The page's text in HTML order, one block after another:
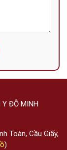
ĐỖ MINH
Toàn, Cầu Giấy,
)